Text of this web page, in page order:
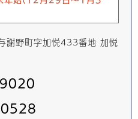
謝野町字加悦433番地 加悦